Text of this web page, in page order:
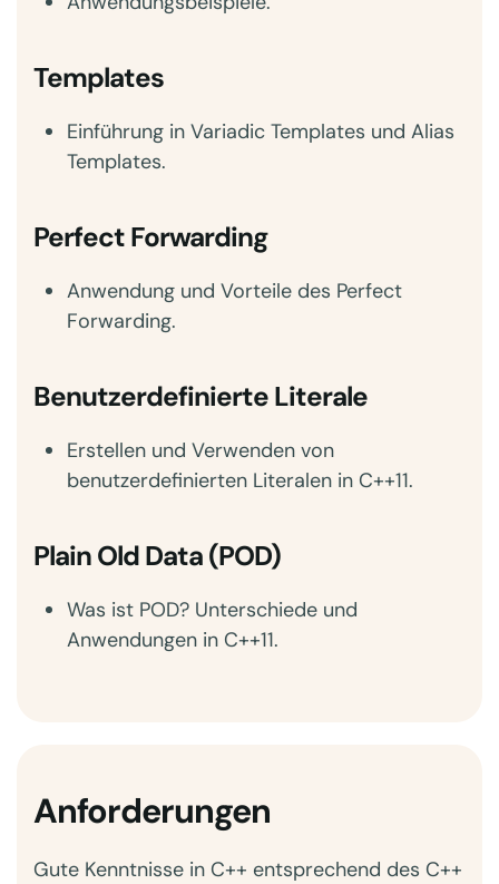
Templates
Einführung in Variadic Templates und Alias
Templates.
Perfect Forwarding
Anwendung und Vorteile des Perfect
Forwarding.
Benutzerdefinierte Literale
Erstellen und Verwenden von
benutzerdefinierten Literalen in C++11.
Plain Old Data (POD)
Was ist POD? Unterschiede und
Anwendungen in C++11.
Anforderungen
Gute Kenntnisse in C++ entsprechend des C++